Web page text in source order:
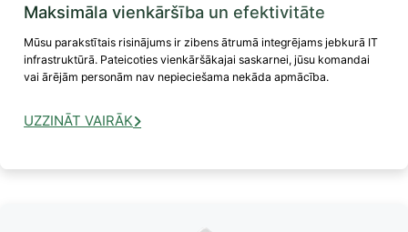
Maksimāla vienkāršība un efektivitāte
Mūsu parakstītais risinājums ir zibens ātrumā integrējams jebkurā IT
infrastruktūrā. Pateicoties vienkāršākajai saskarnei, jūsu komandai
vai ārējām personām nav nepieciešama nekāda apmācība.
UZZINĀT VAIRĀK